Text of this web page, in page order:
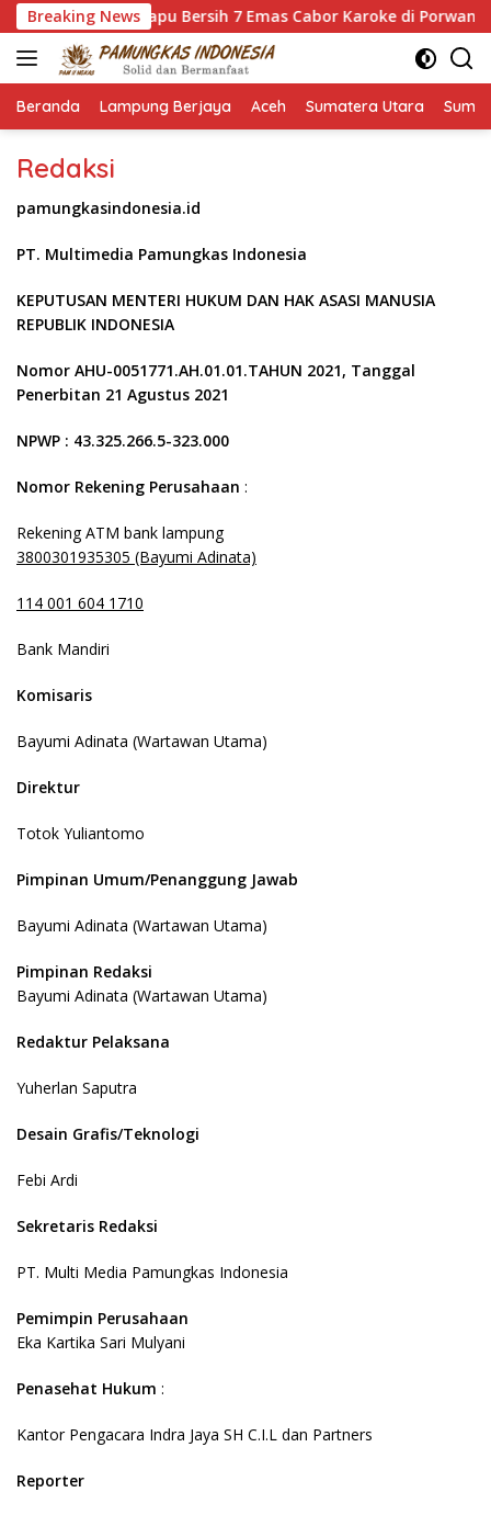
Langsung
ke
konten
Breaking News
Yuhadi Bidik Sapu Bersih 7 Emas Cabor Karoke di Porwanas
Beranda Lampung Berjaya Aceh Sumatera Utara
Redaksi
pamungkasindonesia.id
PT. Multimedia Pamungkas Indonesia
KEPUTUSAN MENTERI HUKUM DAN HAK ASASI MANUSIA
REPUBLIK INDONESIA
Nomor AHU-0051771.AH.01.01.TAHUN 2021, Tanggal
Penerbitan 21 Agustus 2021
NPWP : 43.325.266.5-323.000
Nomor Rekening Perusahaan :
Rekening ATM bank lampung
3800301935305 (Bayumi Adinata)
114 001 604 1710
Bank Mandiri
Komisaris
Bayumi Adinata (Wartawan Utama)
Direktur
Totok Yuliantomo
Pimpinan Umum/Penanggung Jawab
Bayumi Adinata (Wartawan Utama)
Pimpinan Redaksi
Bayumi Adinata (Wartawan Utama)
Redaktur Pelaksana
Yuherlan Saputra
Desain Grafis/Teknologi
Febi Ardi
Sekretaris Redaksi
PT. Multi Media Pamungkas Indonesia
Pemimpin Perusahaan
Eka Kartika Sari Mulyani
Penasehat Hukum :
Kantor Pengacara Indra Jaya SH C.I.L dan Partners
Reporter